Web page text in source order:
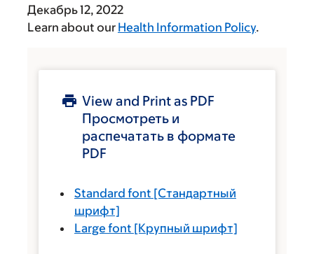
Декабрь 12, 2022
Learn about our Health Information Policy.
View and Print as PDF
Просмотреть и
распечатать в формате
PDF
Standard font [Стандартный
шрифт]
Large font [Крупный шрифт]